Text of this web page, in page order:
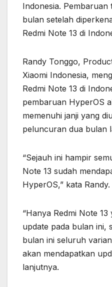
Indonesia.
bulan setelah
Redmi Note 13 di
Randy Tonggo,
Xiaomi Indonesia,
Redmi Note 13 di
pembaruan HyperOS
memenuhi janji yang
peluncuran dua bulan
“Sejauh ini hampir
Note 13 sudah
HyperOS,” kata Randy.
“Hanya Redmi Note
update pada bulan ini,
bulan ini seluruh
akan mendapatkan
lanjutnya.